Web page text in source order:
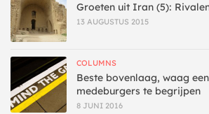
Groeten uit Iran (5):
13 AUGUSTUS 2015
COLUMNS
Beste bovenlaag, waag
medeburgers te begrijpen
8 JUNI 2016